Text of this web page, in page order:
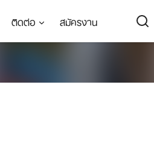
ติดต่อ สมัครงาน